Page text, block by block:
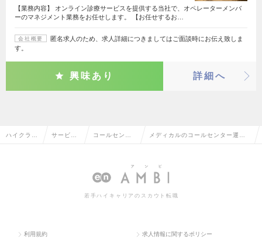
【業務内容】 オンライン診療サービスを提供する当社で、オペレーターメンバ
ーのマネジメント業務をお任せします。 【お任せするお…
会社概要
匿名求人のため、求人詳細につきましてはご面談時にお伝え致しま
す。
興味あり 詳細へ
ハイクラス サービ コールセンタ メディカルのコールセンター運
若手ハイキャリアのスカウト転職
利用規約 求人情報に関するポリシー